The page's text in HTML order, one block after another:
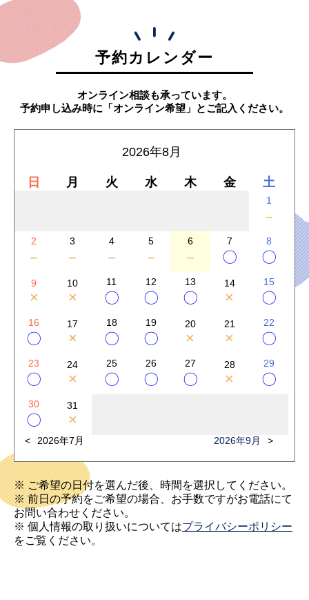
予約カレンダー
オンライン相談も承っています。
予約申し込み時に「オンライン希望」とご記入ください。
2026年8月
日 月 火 水 木 金 土
1
－
2
－
3
－
4
－
5
－
6
－
7
〇
8
〇
9
×
10
×
11
〇
12
〇
13
〇
14
×
15
〇
16
〇
17
×
18
〇
19
〇
20
×
21
×
22
〇
23
〇
24
×
25
〇
26
〇
27
〇
28
×
29
〇
30
〇
31
×
2026年7月 2026年9月
※ ご希望の日付を選んだ後、時間を選択してください。
※ 前日の予約をご希望の場合、お手数ですがお電話にて
お問い合わせください。
※ 個人情報の取り扱いについてはプライバシーポリシー
をご覧ください。